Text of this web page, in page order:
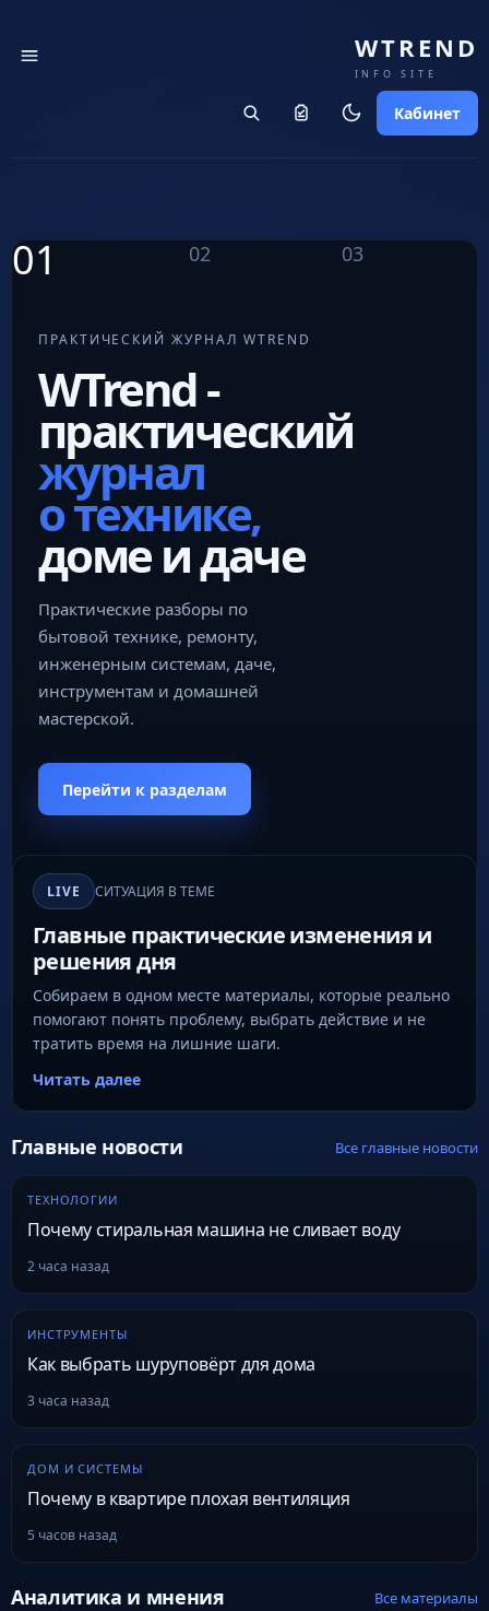
WTREND
INFO SITE
Кабинет
01 02 03
ПРАКТИЧЕСКИЙ ЖУРНАЛ WTREND
WTrend -
практический
журнал
о технике,
доме и даче
Практические разборы по
бытовой технике, ремонту,
инженерным системам, даче,
инструментам и домашней
мастерской.
Перейти к разделам
LIVE СИТУАЦИЯ В ТЕМЕ
Главные практические изменения и
решения дня
Собираем в одном месте материалы, которые реально
помогают понять проблему, выбрать действие и не
тратить время на лишние шаги.
Читать далее
Главные новости Все главные новости
ТЕХНОЛОГИИ
Почему стиральная машина не сливает воду
2 часа назад
ИНСТРУМЕНТЫ
Как выбрать шуруповёрт для дома
3 часа назад
ДОМ И СИСТЕМЫ
Почему в квартире плохая вентиляция
5 часов назад
Аналитика и мнения Все материалы